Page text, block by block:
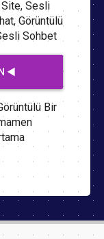
Sesli
Görüntülü
Sohbet
◀️
Bir